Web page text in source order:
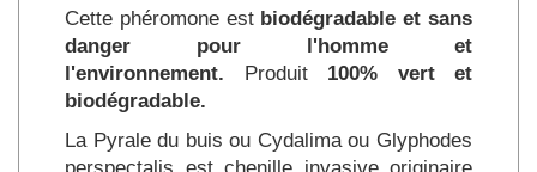
Cette phéromone est biodégradable et sans
danger pour l'homme et
l'environnement. Produit100% vert et
biodégradable.
La Pyrale du buis ou Cydalima ou Glyphodes